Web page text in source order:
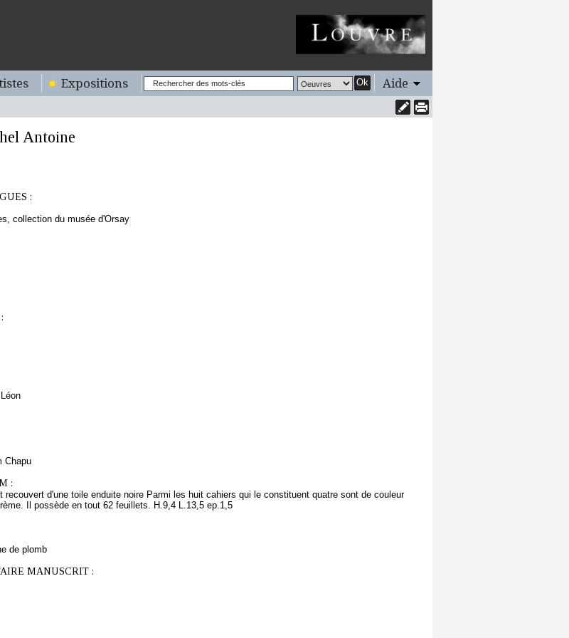
Expositions Ok Aide
Antoine
:
collection du musée d'Orsay
Chapu
:
recouvert d'une toile enduite noire Parmi les huit cahiers qui le constituent quatre sont de couleur
Il possède en tout 62 feuillets. H.9,4 L.13,5 ep.1,5
de plomb
MANUSCRIT :